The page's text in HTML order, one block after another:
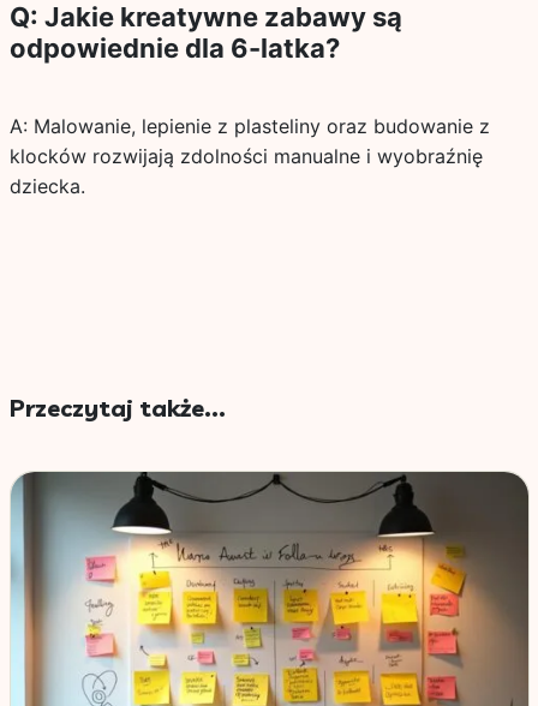
Q: Jakie kreatywne zabawy są
odpowiednie dla 6-latka?
A: Malowanie, lepienie z plasteliny oraz budowanie z
klocków rozwijają zdolności manualne i wyobraźnię
dziecka.
Przeczytaj także...